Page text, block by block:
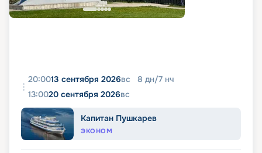
20:0013 сентября 2026вс 8 дн/7 нч
13:0020 сентября 2026вс
Капитан Пушкарев
ЭКОНОМ